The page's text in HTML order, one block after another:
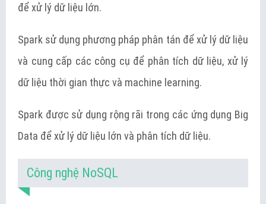
để xử lý dữ liệu lớn.
Spark sử dụng phương pháp phân tán để xử lý dữ liệu
và cung cấp các công cụ để phân tích dữ liệu, xử lý
dữ liệu thời gian thực và machine learning.
Spark được sử dụng rộng rãi trong các ứng dụng Big
Data để xử lý dữ liệu lớn và phân tích dữ liệu.
Công nghệ NoSQL